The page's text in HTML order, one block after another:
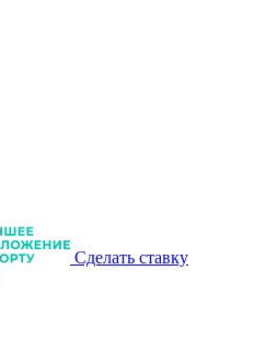
Сделать ставку